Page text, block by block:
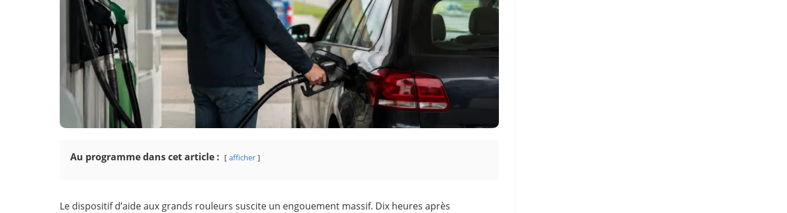
Au programme dans cet article : afficher
Le dispositif d’aide aux grands rouleurs suscite un engouement massif. Dix heures après